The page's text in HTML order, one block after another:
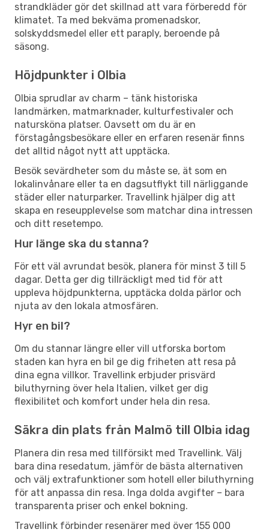
strandkläder gör det skillnad att vara förberedd för
klimatet. Ta med bekväma promenadskor,
solskyddsmedel eller ett paraply, beroende på
säsong.
Höjdpunkter i Olbia
Olbia sprudlar av charm – tänk historiska
landmärken, matmarknader, kulturfestivaler och
natursköna platser. Oavsett om du är en
förstagångsbesökare eller en erfaren resenär finns
det alltid något nytt att upptäcka.
Besök sevärdheter som du måste se, ät som en
lokalinvånare eller ta en dagsutflykt till närliggande
städer eller naturparker. Travellink hjälper dig att
skapa en reseupplevelse som matchar dina intressen
och ditt resetempo.
Hur länge ska du stanna?
För ett väl avrundat besök, planera för minst 3 till 5
dagar. Detta ger dig tillräckligt med tid för att
uppleva höjdpunkterna, upptäcka dolda pärlor och
njuta av den lokala atmosfären.
Hyr en bil?
Om du stannar längre eller vill utforska bortom
staden kan hyra en bil ge dig friheten att resa på
dina egna villkor. Travellink erbjuder prisvärd
biluthyrning över hela Italien, vilket ger dig
flexibilitet och komfort under hela din resa.
Säkra din plats från Malmö till Olbia idag
Planera din resa med tillförsikt med Travellink. Välj
bara dina resedatum, jämför de bästa alternativen
och välj extrafunktioner som hotell eller biluthyrning
för att anpassa din resa. Inga dolda avgifter – bara
transparenta priser och enkel bokning.
Travellink förbinder resenärer med över 155 000